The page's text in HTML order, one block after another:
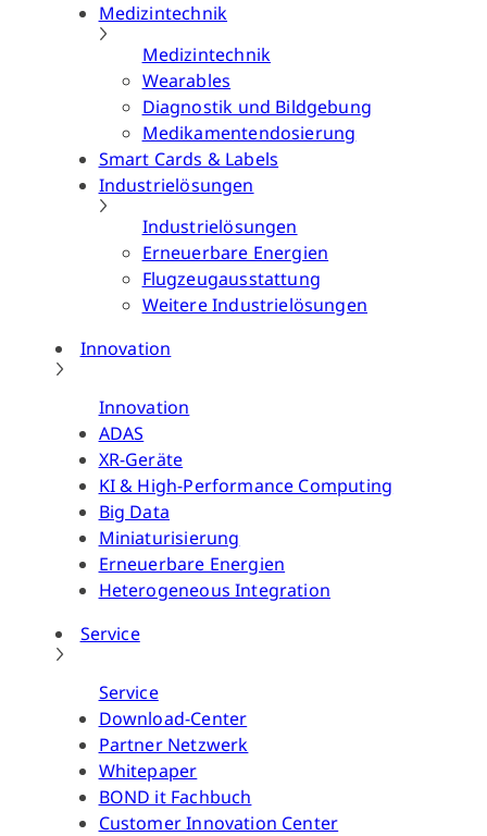
Medizintechnik
Medizintechnik
Wearables
Diagnostik und Bildgebung
Medikamentendosierung
Smart Cards & Labels
Industrielösungen
Industrielösungen
Erneuerbare Energien
Flugzeugausstattung
Weitere Industrielösungen
Innovation
Innovation
ADAS
XR-Geräte
KI & High-Performance Computing
Big Data
Miniaturisierung
Erneuerbare Energien
Heterogeneous Integration
Service
Service
Download-Center
Partner Netzwerk
Whitepaper
BOND it Fachbuch
Customer Innovation Center